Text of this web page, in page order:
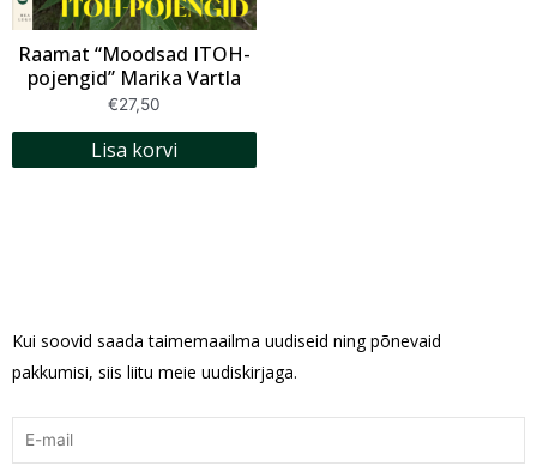
Raamat “Moodsad ITOH-
pojengid” Marika Vartla
€27,50
Lisa korvi
Kui soovid saada taimemaailma uudiseid ning põnevaid
pakkumisi, siis liitu meie uudiskirjaga.